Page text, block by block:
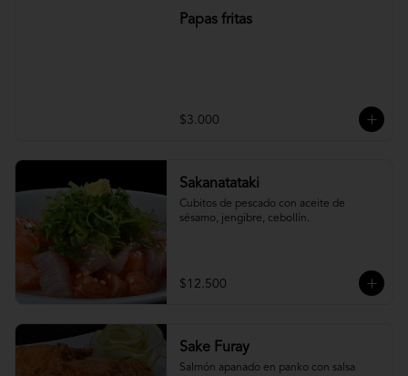
Papas fritas
$3.000
Sakanatataki
Cubitos de pescado con aceite de
sésamo, jengibre, cebollín.
$12.500
Sake Furay
Salmón apanado en panko con salsa